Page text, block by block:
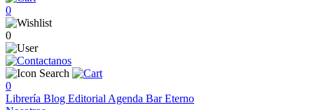
0
0
0
Librería Blog Editorial Agenda Bar Eterno